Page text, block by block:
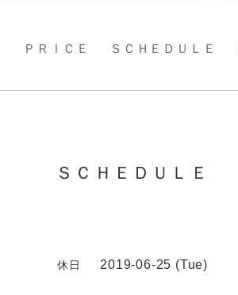
ＰＲＩＣＥ ＳＣＨＥＤＵＬＥ
ＳＣＨＥＤＵＬＥ
休日 2019-06-25 (Tue)